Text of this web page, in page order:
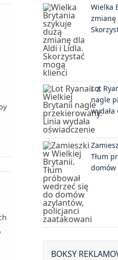
Wielka
zmianę
Lot
nagle
Tłum
BOKSY